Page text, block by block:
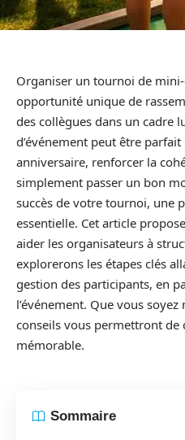
Organiser un tournoi de
opportunité unique de
des collègues dans un cadre
d’événement peut être
anniversaire, renforcer la
simplement passer un bon
succès de votre tournoi, une
essentielle. Cet article
aider les organisateurs à
explorerons les étapes clés
gestion des participants, en
l’événement. Que vous
conseils vous permettront
mémorable.
Sommaire